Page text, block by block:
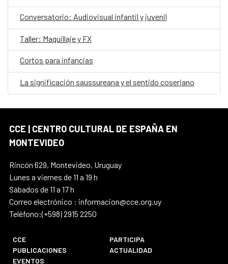
Conversatorio: Audiovisual infantil y juvenil
Taller: Maquillaje y FX
Cortos para infancias
La significación saussureana y el sentido coseriano
CCE | CENTRO CULTURAL DE ESPAÑA EN
MONTEVIDEO
Rincón 629, Montevideo, Uruguay
Lunes a viernes de 11 a 19 h
Sábados de 11 a 17 h
Correo electrónico : informacion@cce.org.uy
Teléfono:(+598) 2915 2250
CCE
PARTICIPA
PUBLICACIONES
ACTUALIDAD
EVENTOS